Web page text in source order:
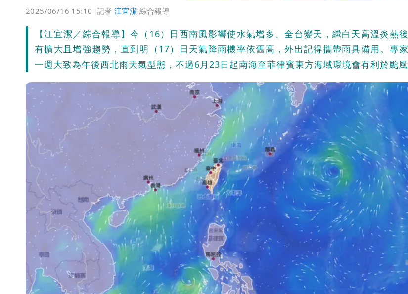
2025/06/16 15:10 記者江宜潔 綜合報導
【江宜潔／綜合報導】今（16）日西南風影響使水氣增多、全台變天，繼白天高溫炎熱
有擴大且增強趨勢，直到明（17）日天氣降雨機率依舊高，外出記得攜帶雨具備用。專
一週大致為午後西北雨天氣型態，不過6月23日起南海至菲律賓東方海域環境會有利於颱風